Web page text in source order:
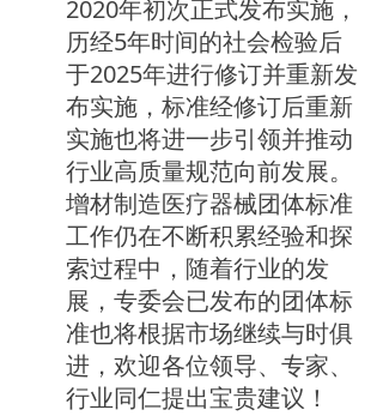
2020年初次正式发布实施，
历经5年时间的社会检验后
于2025年进行修订并重新发
布实施，标准经修订后重新
实施也将进一步引领并推动
行业高质量规范向前发展。
增材制造医疗器械团体标准
工作仍在不断积累经验和探
索过程中，随着行业的发
展，专委会已发布的团体标
准也将根据市场继续与时俱
进，欢迎各位领导、专家、
行业同仁提出宝贵建议！